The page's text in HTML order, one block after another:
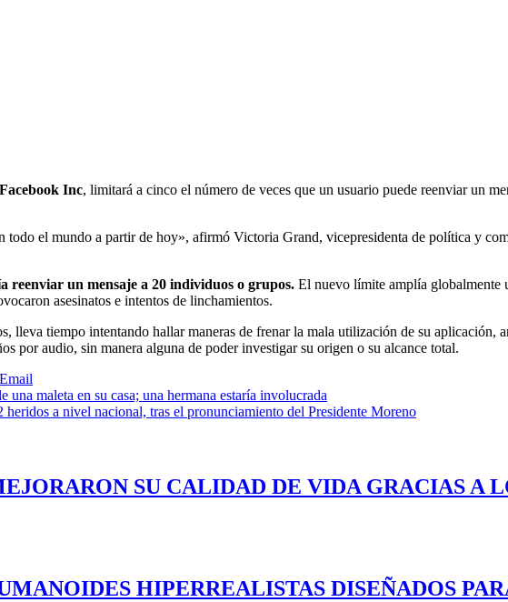
Facebook Inc, limitará a cinco el número de veces que un usuario puede reenviar un
todo el mundo a partir de hoy», afirmó Victoria Grand, vicepresidenta de política y
un mensaje a 20 individuos o grupos. El nuevo límite amplía globalmente
asesinatos e intentos de linchamientos.
lleva tiempo intentando hallar maneras de frenar la mala utilización de su aplicación,
por audio, sin manera alguna de poder investigar su origen o su alcance total.
Email
una maleta en su casa; una hermana estaría involucrada
heridos a nivel nacional, tras el pronunciamiento del Presidente Moreno
SU CALIDAD DE VIDA GRACIAS A
HIPERREALISTAS DISEÑADOS